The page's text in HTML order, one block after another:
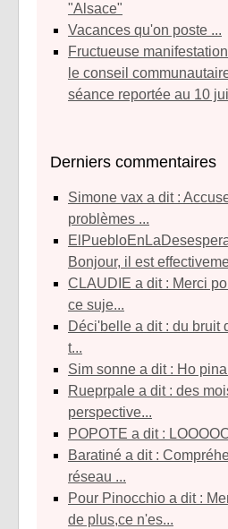
"Alsace"
Vacances qu'on poste ...
Fructueuse manifestation de CALEO avant
le conseil
séance reportée au 10
Derniers commentaires
simone vax a dit : Accuser une minorité de
problèmes ...
ElPuebloEnLaDesesperación a dit :
Bonjour, il est
CLAUDIE a dit : Merci pour avoir développé
ce suje...
déci'belle a dit : du bruit du bruit du bruit pas
t...
sim sonne a dit : Ho
rueprpale a dit : des mois de foutoir en
perspective...
POPOTE a dit :
baratiné a dit : Compréhension ? La tranche
réseau ...
Pour Pinocchio a dit : Mensonges une fois
de plus,ce n'es...